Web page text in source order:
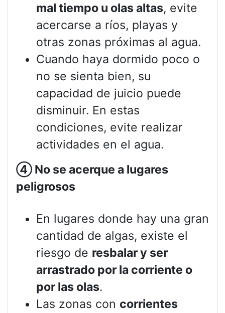
mal tiempo u olas altas, evite
acercarse a ríos, playas y
otras zonas próximas al agua.
Cuando haya dormido poco o
no se sienta bien, su
capacidad de juicio puede
disminuir. En estas
condiciones, evite realizar
actividades en el agua.
④ No se acerque a lugares
peligrosos
En lugares donde hay una gran
cantidad de algas, existe el
riesgo de resbalar y ser
arrastrado por la corriente o
por las olas.
Las zonas con corrientes